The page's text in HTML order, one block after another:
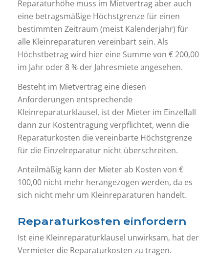
Reparaturhöhe muss im Mietvertrag aber auch
eine betragsmäßige Höchstgrenze für einen
bestimmten Zeitraum (meist Kalenderjahr) für
alle Kleinreparaturen vereinbart sein. Als
Höchstbetrag wird hier eine Summe von € 200,00
im Jahr oder 8 % der Jahresmiete angesehen.
Besteht im Mietvertrag eine diesen
Anforderungen entsprechende
Kleinreparaturklausel, ist der Mieter im Einzelfall
dann zur Kostentragung verpflichtet, wenn die
Reparaturkosten die vereinbarte Höchstgrenze
für die Einzelreparatur nicht überschreiten.
Anteilmäßig kann der Mieter ab Kosten von €
100,00 nicht mehr herangezogen werden, da es
sich nicht mehr um Kleinreparaturen handelt.
Reparaturkosten einfordern
Ist eine Kleinreparaturklausel unwirksam, hat der
Vermieter die Reparaturkosten zu tragen.